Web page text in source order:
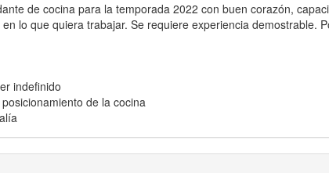
de cocina para la temporada 2022 con buen corazón,
lo que quiera trabajar. Se requiere experiencia demostrable.
indefinido
de la cocina